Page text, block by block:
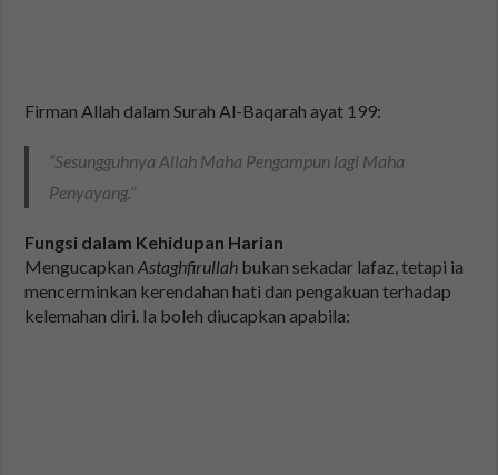
Firman Allah dalam Surah Al-Baqarah ayat 199:
“Sesungguhnya Allah Maha Pengampun lagi Maha
Penyayang.”
Fungsi dalam Kehidupan Harian
MengucapkanAstaghfirullah bukan sekadar lafaz, tetapi ia
mencerminkan kerendahan hati dan pengakuan terhadap
kelemahan diri. Ia boleh diucapkan apabila: